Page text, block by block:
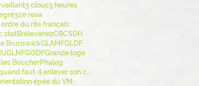
3 clous3 heures
32e reaa
du rite français
statBrélevenezCBCSDH
BrunswickGLAMFGLDF
GLNFGODFGrande loge
BoucherPhaleg
RER : quand faut-il enlever son chapeau ?
épée du VM